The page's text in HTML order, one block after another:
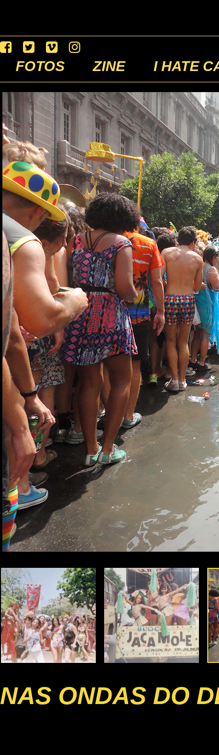
FOTOS ZINE I HATE
NAS ONDAS DO